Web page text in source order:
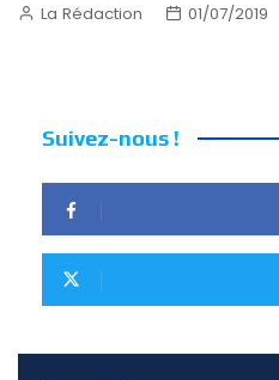
La Rédaction 01/07/2019
Suivez-nous !